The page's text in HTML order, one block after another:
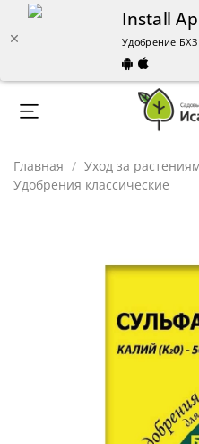
Install
Удобрение
Главная Уход за
Удобрения классические